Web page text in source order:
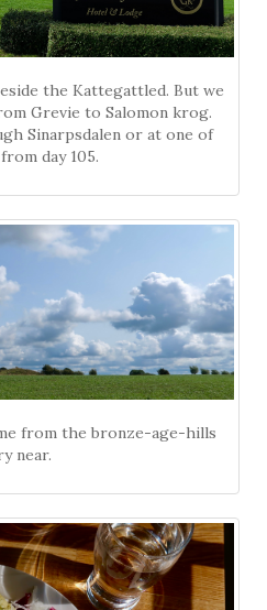
the Kattegattled. But we
Grevie to Salomon krog.
Sinarpsdalen or at one of
day 105.
from the bronze-age-hills
near.